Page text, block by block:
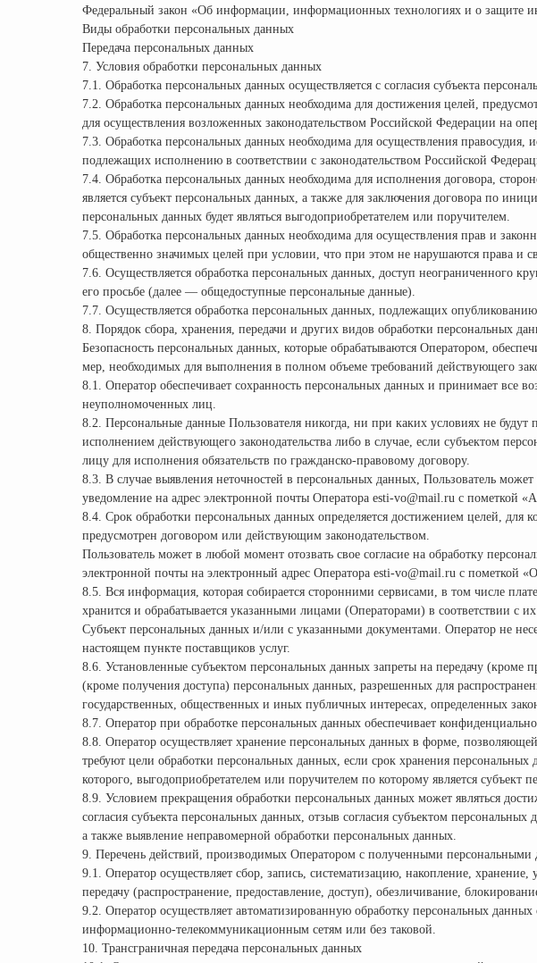
Федеральный закон «Об информации, информационных технологиях и о защите
Виды обработки персональных данных
Передача персональных данных
7. Условия обработки персональных данных
7.1. Обработка персональных данных осуществляется с согласия субъекта
7.2. Обработка персональных данных необходима для достижения целей,
для осуществления возложенных законодательством Российской Федерации на
7.3. Обработка персональных данных необходима для осуществления правосудия,
подлежащих исполнению в соответствии с законодательством Российской
7.4. Обработка персональных данных необходима для исполнения договора,
является субъект персональных данных, а также для заключения договора по
персональных данных будет являться выгодоприобретателем или поручителем.
7.5. Обработка персональных данных необходима для осуществления прав и
общественно значимых целей при условии, что при этом не нарушаются права и
7.6. Осуществляется обработка персональных данных, доступ неограниченного
его просьбе (далее — общедоступные персональные данные).
7.7. Осуществляется обработка персональных данных, подлежащих
8. Порядок сбора, хранения, передачи и других видов обработки персональных
Безопасность персональных данных, которые обрабатываются Оператором,
мер, необходимых для выполнения в полном объеме требований действующего
8.1. Оператор обеспечивает сохранность персональных данных и принимает
неуполномоченных лиц.
8.2. Персональные данные Пользователя никогда, ни при каких условиях не
исполнением действующего законодательства либо в случае, если субъектом
лицу для исполнения обязательств по гражданско-правовому договору.
8.3. В случае выявления неточностей в персональных данных, Пользователь
уведомление на адрес электронной почты Оператора esti-vo@mail.ru с пометкой
8.4. Срок обработки персональных данных определяется достижением целей,
предусмотрен договором или действующим законодательством.
Пользователь может в любой момент отозвать свое согласие на обработку
электронной почты на электронный адрес Оператора esti-vo@mail.ru с пометкой
8.5. Вся информация, которая собирается сторонними сервисами, в том числе
хранится и обрабатывается указанными лицами (Операторами) в соответствии с
Субъект персональных данных и/или с указанными документами. Оператор не
настоящем пункте поставщиков услуг.
8.6. Установленные субъектом персональных данных запреты на передачу (кроме
(кроме получения доступа) персональных данных, разрешенных для
государственных, общественных и иных публичных интересах, определенных
8.7. Оператор при обработке персональных данных обеспечивает
8.8. Оператор осуществляет хранение персональных данных в форме,
требуют цели обработки персональных данных, если срок хранения
которого, выгодоприобретателем или поручителем по которому является субъект
8.9. Условием прекращения обработки персональных данных может являться
согласия субъекта персональных данных, отзыв согласия субъектом
а также выявление неправомерной обработки персональных данных.
9. Перечень действий, производимых Оператором с полученными
9.1. Оператор осуществляет сбор, запись, систематизацию, накопление,
передачу (распространение, предоставление, доступ), обезличивание,
9.2. Оператор осуществляет автоматизированную обработку персональных
информационно-телекоммуникационным сетям или без таковой.
10. Трансграничная передача персональных данных